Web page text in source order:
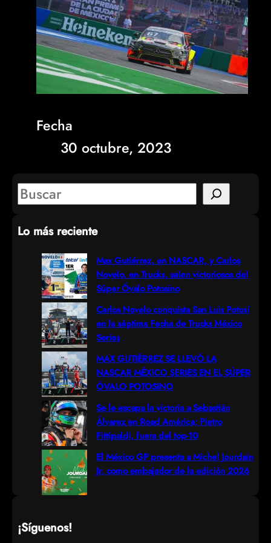
Fecha
30 octubre, 2023
S
a
Lo más reciente
Max Gutiérrez, en NASCAR, y Carlos
Novelo, en Trucks, salen victoriosos del
Súper Óvalo Potosino
Carlos Novelo conquista San Luis Potosí
en la séptima Fecha de Trucks México
Series
MAX GUTIÉRREZ SE LLEVÓ LA
NASCAR MÉXICO SERIES EN EL SÚPER
ÓVALO POTOSINO
Se le escapa la victoria a Sebastián
Álvarez en Road América; Pietro
Fittipaldi, fuera del top-10
El México GP presenta a Michel Jourdain
Jr. como embajador de la edición 2026
¡Síguenos!